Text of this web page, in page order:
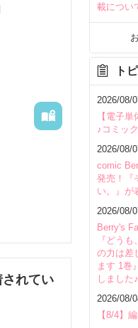
されてい
載につい
ト
2026/08/
【電子
♪コミッ
2026/08/
comic
発売！『
い。』が
2026/08/
Berry's
『どう
の力は差
ます 1巻
しました♪
2026/08/
【8/4】